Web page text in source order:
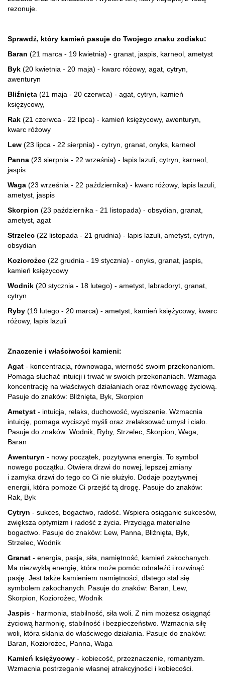
rezonuje.
Sprawdź, który kamień pasuje do Twojego znaku zodiaku:
Baran (21 marca - 19 kwietnia) - granat, jaspis, karneol, ametyst
Byk (20 kwietnia - 20 maja) - kwarc różowy, agat, cytryn,
awenturyn
Bliźnięta (21 maja - 20 czerwca) - agat, cytryn, kamień
księżycowy,
Rak (21 czerwca - 22 lipca) - kamień księżycowy, awenturyn,
kwarc różowy
Lew (23 lipca - 22 sierpnia) - cytryn, granat, onyks, karneol
Panna (23 sierpnia - 22 września) - lapis lazuli, cytryn, karneol,
jaspis
Waga (23 września - 22 października) - kwarc różowy, lapis lazuli,
ametyst, jaspis
Skorpion (23 października - 21 listopada) - obsydian, granat,
ametyst, agat
Strzelec (22 listopada - 21 grudnia) - lapis lazuli, ametyst, cytryn,
obsydian
Koziorożec (22 grudnia - 19 stycznia) - onyks, granat, jaspis,
kamień księżycowy
Wodnik (20 stycznia - 18 lutego) - ametyst, labradoryt, granat,
cytryn
Ryby (19 lutego - 20 marca) - ametyst, kamień księżycowy, kwarc
różowy, lapis lazuli
Znaczenie i właściwości kamieni:
Agat - koncentracja, równowaga, wierność swoim przekonaniom.
Pomaga słuchać intuicji i trwać w swoich przekonaniach. Wzmaga
koncentrację na właściwych działaniach oraz równowagę życiową.
Pasuje do znaków: Bliźnięta, Byk, Skorpion
Ametyst - intuicja, relaks, duchowość, wyciszenie. Wzmacnia
intuicję, pomaga wyciszyć myśli oraz zrelaksować umysł i ciało.
Pasuje do znaków: Wodnik, Ryby, Strzelec, Skorpion, Waga,
Baran
Awenturyn - nowy początek, pozytywna energia. To symbol
nowego początku. Otwiera drzwi do nowej, lepszej zmiany
i zamyka drzwi do tego co Ci nie służyło. Dodaje pozytywnej
energii, która pomoże Ci przejść tą drogę. Pasuje do znaków:
Rak, Byk
Cytryn - sukces, bogactwo, radość. Wspiera osiąganie sukcesów,
zwiększa optymizm i radość z życia. Przyciąga materialne
bogactwo. Pasuje do znaków: Lew, Panna, Bliźnięta, Byk,
Strzelec, Wodnik
Granat - energia, pasja, siła, namiętność, kamień zakochanych.
Ma niezwykłą energię, która może pomóc odnaleźć i rozwinąć
pasję. Jest także kamieniem namiętności, dlatego stał się
symbolem zakochanych. Pasuje do znaków: Baran, Lew,
Skorpion, Koziorożec, Wodnik
Jaspis - harmonia, stabilność, siła woli. Z nim możesz osiągnąć
życiową harmonię, stabilność i bezpieczeństwo. Wzmacnia siłę
woli, która skłania do właściwego działania. Pasuje do znaków:
Baran, Koziorożec, Panna, Waga
Kamień księżycowy - kobiecość, przeznaczenie, romantyzm.
Wzmacnia postrzeganie własnej atrakcyjności i kobiecości.